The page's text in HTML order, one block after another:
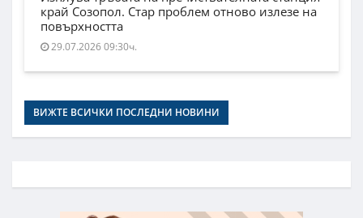
край Созопол. Стар проблем отново излезе на
повърхността
29.07.2026 09:30ч.
ВИЖТЕ ВСИЧКИ ПОСЛЕДНИ НОВИНИ